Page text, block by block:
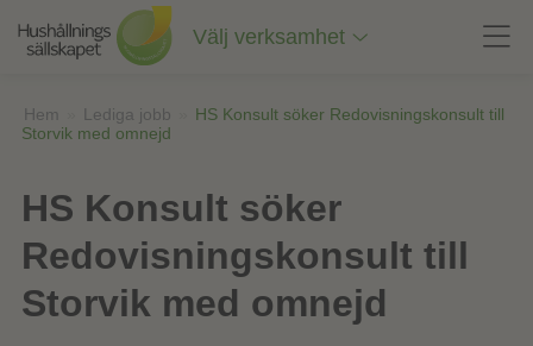
innehåll
Välj verksamhet
Hem Lediga jobb
HS Konsult söker Redovisningskonsult till
Storvik med omnejd
HS Konsult söker
Redovisningskonsult till
Storvik med omnejd